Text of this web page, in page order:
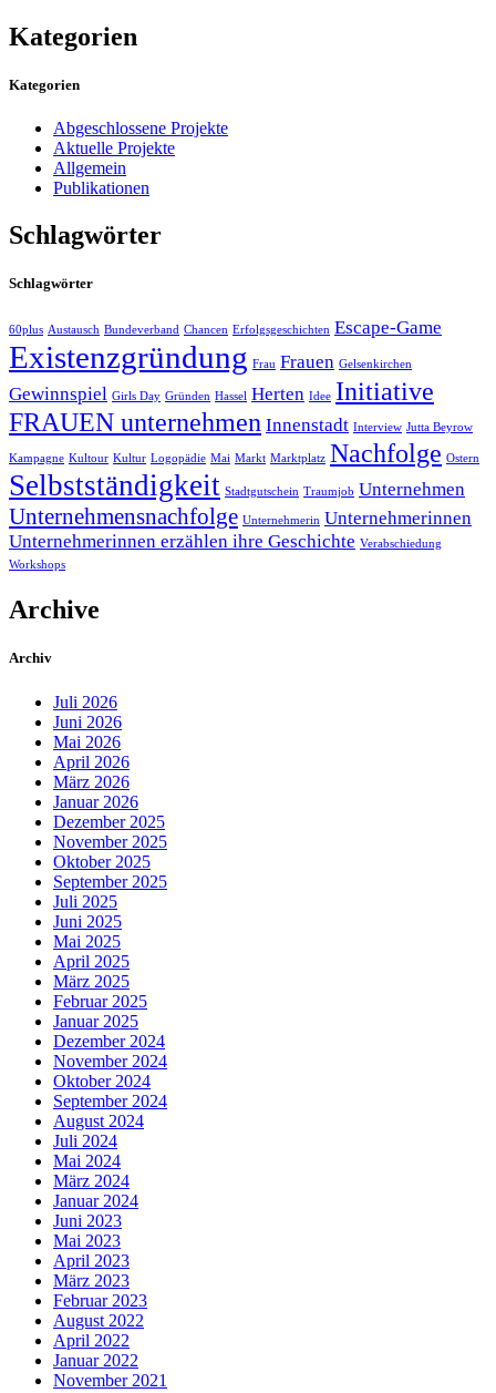
Kategorien
Kategorien
Abgeschlossene Projekte
Aktuelle Projekte
Allgemein
Publikationen
Schlagwörter
Schlagwörter
60plus Austausch Bundeverband Chancen Erfolgsgeschichten Escape-Game
Existenzgründung Frau Frauen Gelsenkirchen
Gewinnspiel Girls Day Gründen Hassel Herten Idee Initiative
FRAUEN unternehmen Innenstadt Interview Jutta Beyrow
Kampagne Kultour Kultur Logopädie Mai Markt Marktplatz Nachfolge Ostern
Selbstständigkeit Stadtgutschein Traumjob Unternehmen
Unternehmensnachfolge Unternehmerin Unternehmerinnen
Unternehmerinnen erzählen ihre Geschichte Verabschiedung
Workshops
Archive
Archiv
Juli 2026
Juni 2026
Mai 2026
April 2026
März 2026
Januar 2026
Dezember 2025
November 2025
Oktober 2025
September 2025
Juli 2025
Juni 2025
Mai 2025
April 2025
März 2025
Februar 2025
Januar 2025
Dezember 2024
November 2024
Oktober 2024
September 2024
August 2024
Juli 2024
Mai 2024
März 2024
Januar 2024
Juni 2023
Mai 2023
April 2023
März 2023
Februar 2023
August 2022
April 2022
Januar 2022
November 2021